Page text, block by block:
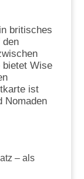
britisches
den
bietet Wise
ist
Nomaden
– als